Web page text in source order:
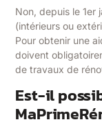
Non, depuis le 1er
(intérieurs ou
Pour obtenir une
doivent
de travaux de
Est-il